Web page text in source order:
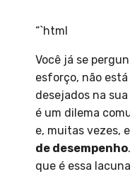
“`html
Você já se
esforço, não
desejados na
é um dilema
e, muitas vezes,
de desempenho
que é essa